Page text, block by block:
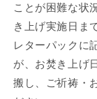
ことが困難な状
き上げ実施日ま
レターパックに
が、お焚き上げ
搬し、ご祈祷・